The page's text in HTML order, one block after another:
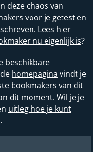
deze chaos van
voor je getest en
Lees hier
nu eigenlijk is?
beschikbare
homepagina vindt je
bookmakers van dit
dit moment. Wil je je
uitleg hoe je kunt
.